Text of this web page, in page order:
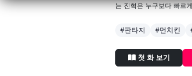
는 진혁은 누구보다 빠르
#판타지 #먼치킨
첫 화 보기